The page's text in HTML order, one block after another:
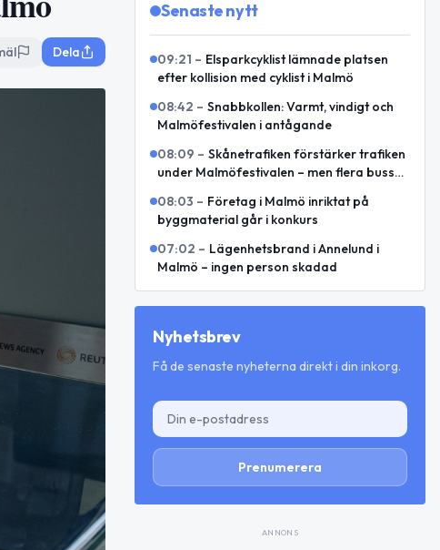
Dela
Senaste nytt
09:21 – Elsparkcyklist lämnade platsen
efter kollision med cyklist i Malmö
08:42 – Snabbkollen: Varmt, vindigt och
Malmöfestivalen i antågande
08:09 – Skånetrafiken förstärker trafiken
under Malmöfestivalen – men flera bussar
08:03 – Företag i Malmö inriktat på
byggmaterial går i konkurs
07:02 – Lägenhetsbrand i Annelund i
Malmö – ingen person skadad
Nyhetsbrev
Få de senaste nyheterna direkt i din inkorg.
Prenumerera
ANNONS